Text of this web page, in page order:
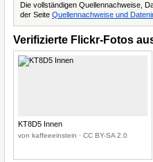
Die vollständigen Quellennachweise,
der Seite Quellennachweise und
Verifizierte Flickr-Fotos
KT8D5 Innen
von kaffeeeinstein · CC BY-SA 2.0